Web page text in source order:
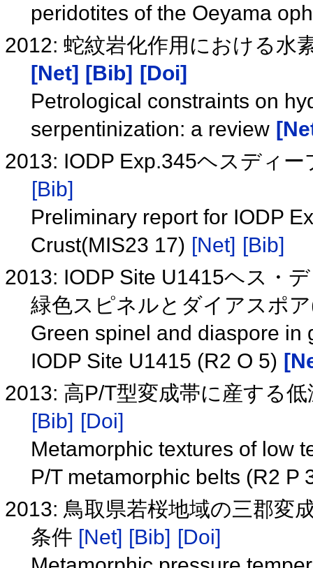
peridotites of the Oeyama
2012: 蛇紋岩化作用における水
[Net] [Bib] [Doi]
Petrological constraints on
serpentinization: a review
2013: IODP Exp.345ヘスディ
[Bib]
Preliminary report for IODP
Crust(MIS23 17) [Net] [Bib]
2013: IODP Site U1415ヘス・
緑色スピネルとダイアスポ
Green spinel and diaspore in
IODP Site U1415 (R2 O 5)
2013: 高P/T型変成帯に産する
[Bib] [Doi]
Metamorphic textures of low
P/T metamorphic belts (R2 P
2013: 鳥取県若桜地域の三郡変
条件 [Net] [Bib] [Doi]